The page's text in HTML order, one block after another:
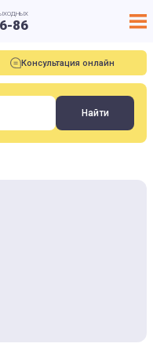
86
Консультация онлайн